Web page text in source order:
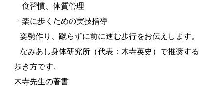
食習慣、体質管理
・楽に歩くための実技指導
姿勢作り、蹴らずに前に進む歩行をお伝えします。
なみあし身体研究所（代表：木寺英史）で推奨する
歩き方です。
木寺先生の著書